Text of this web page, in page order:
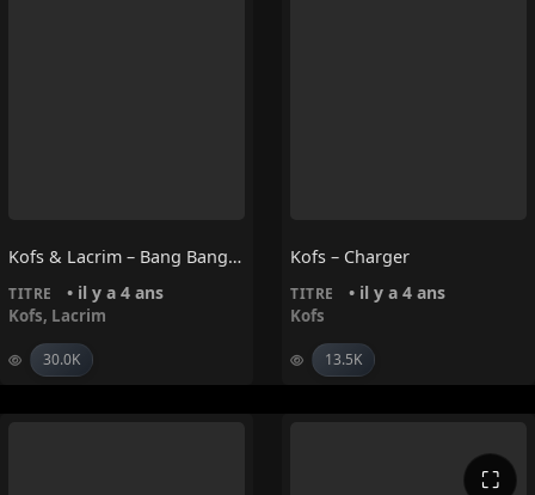
⛶
Kofs & Lacrim – Bang Bang Bang
TITRE • il y a 4 ans
Kofs, Lacrim
30.0K
Kofs – Charger
TITRE • il y a 4 ans
Kofs
13.5K